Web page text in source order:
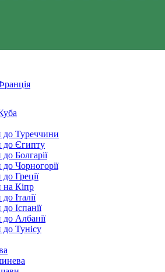
до Туреччини
до Єгипту
Болгарії
до Чорногорії
Греції
на Кіпр
Італії
Іспанії
до Албанії
до Тунісу